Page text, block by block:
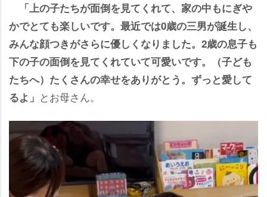
「上の子たちが面倒を見てくれて、家の中もにぎ
かでとても楽しいです。最近では0歳の三男が誕生し、
みんな顔つきがさらに優しくなりました。2歳の息子も
下の子の面倒を見てくれていて可愛いです。（子ども
たちへ）たくさんの幸せをありがとう。ずっと愛して
るよ」 とお母さん。